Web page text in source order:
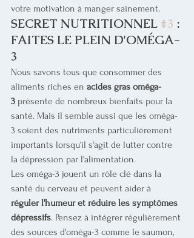
votre motivation à manger sainement.
SECRET NUTRITIONNEL #3 :
FAITES LE PLEIN D'OMÉGA-
3
Nous savons tous que consommer des
aliments riches en acides gras oméga-
3 présente de nombreux bienfaits pour la
santé. Mais il semble aussi que les oméga-
3 soient des nutriments particulièrement
importants lorsqu'il s'agit de lutter contre
la dépression par l'alimentation.
Les oméga-3 jouent un rôle clé dans la
santé du cerveau et peuvent aider à
réguler l'humeur et réduire les symptômes
dépressifs. Pensez à intégrer régulièrement
des sources d'oméga-3 comme le saumon,